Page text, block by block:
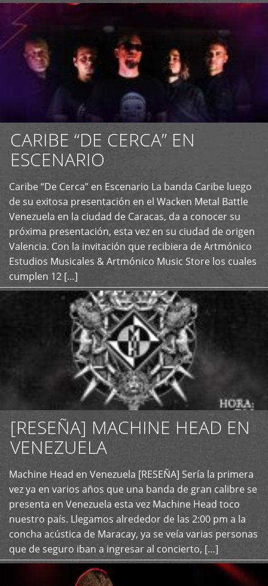
CARIBE “DE CERCA” EN
ESCENARIO
Caribe “De Cerca” en Escenario La banda Caribe luego
de su exitosa presentación en el Wacken Metal Battle
Venezuela en la ciudad de Caracas, da a conocer su
próxima presentación, esta vez en su ciudad de origen
Valencia. Con la invitación que recibiera de Artmónico
Estudios Musicales & Artmónico Music Store los cuales
cumplen 12 […]
+
[RESEÑA] MACHINE HEAD EN
VENEZUELA
Machine Head en Venezuela [RESEÑA] Sería la primera
vez ya en varios años que una banda de gran calibre se
presenta en Venezuela esta vez Machine Head toco
nuestro país. Llegamos alrededor de las 2:00 pm a la
concha acústica de Maracay, ya se veía varias personas
que de seguro iban a ingresar al concierto, […]
+